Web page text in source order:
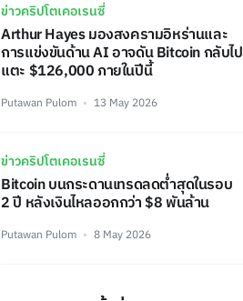
ข่าวคริปโตเคอเรนซี่
Arthur Hayes มองสงครามอิหร่านและ
การแข่งขันด้าน AI อาจดัน Bitcoin กลับไป
แตะ $126,000 ภายในปีนี้
Putawan Pulom 13 May 2026
ข่าวคริปโตเคอเรนซี่
Bitcoin บนกระดานเทรดลดต่ำสุดในรอบ
2 ปี หลังเงินไหลออกกว่า $8 พันล้าน
Putawan Pulom 8 May 2026